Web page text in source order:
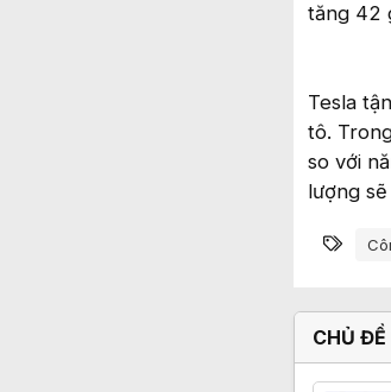
tăng 42
Tesla
tô.
so với
lượng
Từ
CHỦ